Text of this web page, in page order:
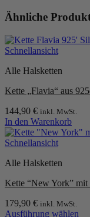
Produkt
mehrere
Varianten
auf.
Die
können
der
Produktseite
gewählt
werden
Ähnliche
Schnellansicht
Alle Halsketten
Kette „Flavia“ aus
144,90 € inkl. MwSt.
In den Warenkorb
Schnellansicht
Alle Halsketten
Kette “New York”
179,90 € inkl. MwSt.
Ausführung wählen